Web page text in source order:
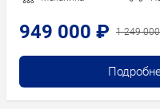
949 000 ₽ 1 249